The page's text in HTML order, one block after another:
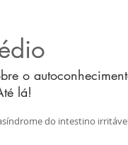
o
lá!
síndrome do intestino